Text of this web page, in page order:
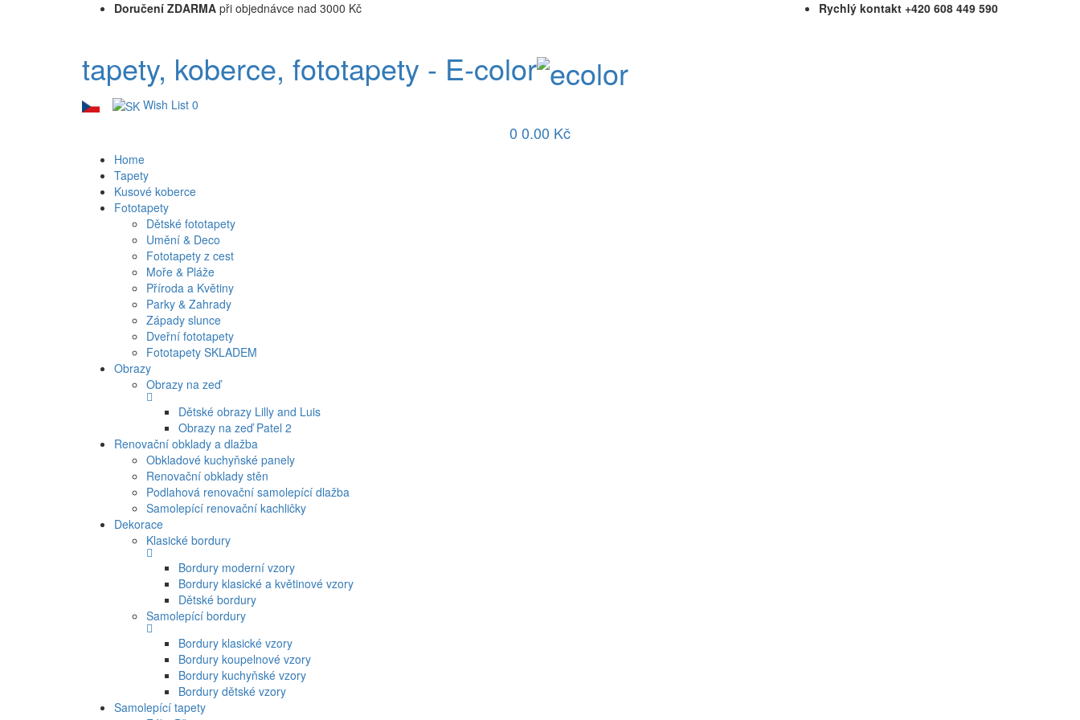
Doručení ZDARMA při objednávce nad 3000 Kč Rychlý kontakt +420 608 449 590
tapety, koberce, fototapety - E-color
Wish List 0
0 0.00 Kč
Home
Tapety
Kusové koberce
Fototapety
Dětské fototapety
Umění & Deco
Fototapety z cest
Moře & Pláže
Příroda a Květiny
Parky & Zahrady
Západy slunce
Dveřní fototapety
Fototapety SKLADEM
Obrazy
Obrazy na zeď
Dětské obrazy Lilly and Luis
Obrazy na zeď Patel 2
Renovační obklady a dlažba
Obkladové kuchyňské panely
Renovační obklady stěn
Podlahová renovační samolepící dlažba
Samolepící renovační kachličky
Dekorace
Klasické bordury
Bordury moderní vzory
Bordury klasické a květinové vzory
Dětské bordury
Samolepící bordury
Bordury klasické vzory
Bordury koupelnové vzory
Bordury kuchyňské vzory
Bordury dětské vzory
Samolepící tapety